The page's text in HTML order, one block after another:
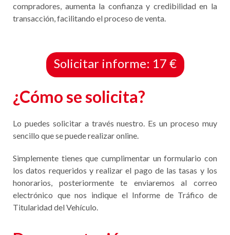
compradores, aumenta la confianza y credibilidad en la
transacción, facilitando el proceso de venta.
Solicitar informe: 17 €
¿Cómo se solicita?
Lo puedes solicitar a través nuestro. Es un proceso muy
sencillo que se puede realizar online.
Simplemente tienes que cumplimentar un formulario con
los datos requeridos y realizar el pago de las tasas y los
honorarios, posteriormente te enviaremos al correo
electrónico que nos indique el Informe de Tráfico de
Titularidad del Vehículo.